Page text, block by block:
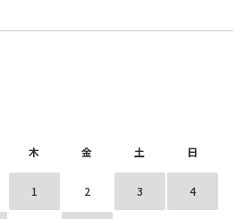
木 金 土 日
1 2 3 4